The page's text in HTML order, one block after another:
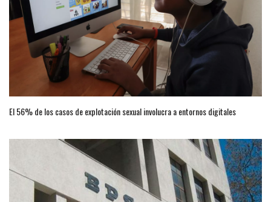
El 56% de los casos de explotación sexual involucra a entornos digitales